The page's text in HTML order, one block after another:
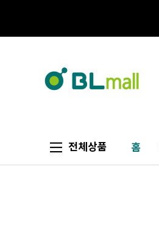
전체상품 홈